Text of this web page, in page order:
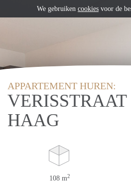
APPARTEMENT HUREN:
HAAG
108 m2
We gebruiken cookies voor de